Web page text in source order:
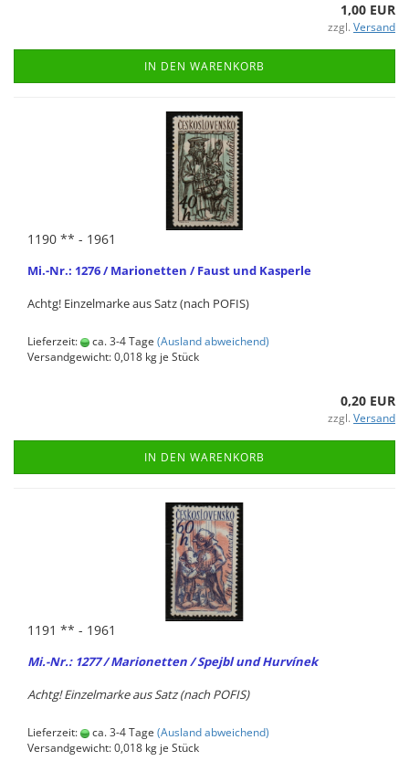
1,00 EUR
zzgl. Versand
IN DEN WARENKORB
1190 ** - 1961
Mi.-Nr.: 1276 / Ma­rio­net­ten / Faust und Kas­per­le
Achtg! Ein­zel­mar­ke aus Satz (nach POFIS)
Lieferzeit: ca. 3-4 Tage (Ausland abweichend)
Versandgewicht:0,018 kg je Stück
0,20 EUR
zzgl. Versand
IN DEN WARENKORB
1191 ** - 1961
Mi.-Nr.: 1277 / Ma­rio­net­ten / Spe­jbl und Hurvínek
Achtg! Ein­zel­mar­ke aus Satz (nach POFIS)
Lieferzeit: ca. 3-4 Tage (Ausland abweichend)
Versandgewicht:0,018 kg je Stück